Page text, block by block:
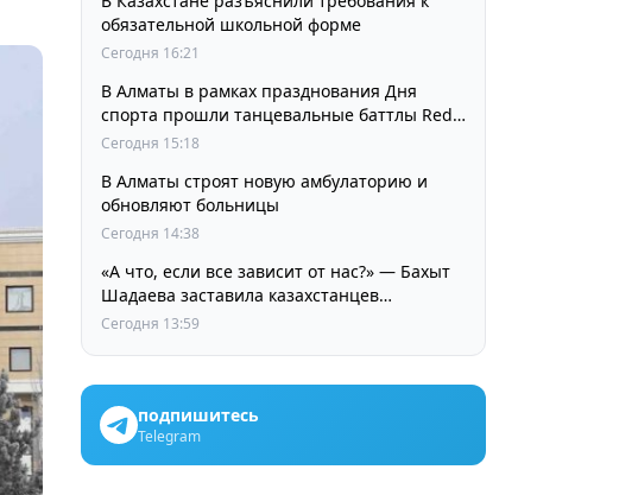
обязательной школьной форме
Сегодня 16:21
В Алматы в рамках празднования Дня
спорта прошли танцевальные баттлы Red
Bull Dance Your Style
Сегодня 15:18
В Алматы строят новую амбулаторию и
обновляют больницы
Сегодня 14:38
«А что, если все зависит от нас?» — Бахыт
Шадаева заставила казахстанцев
остановиться и задуматься
Сегодня 13:59
подпишитесь
Telegram